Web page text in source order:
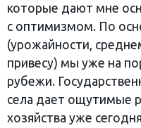
которые дают мне
с оптимизмом. По
(урожайности,
привесу) мы уже на
рубежи.
села дает ощутимые
хозяйства уже